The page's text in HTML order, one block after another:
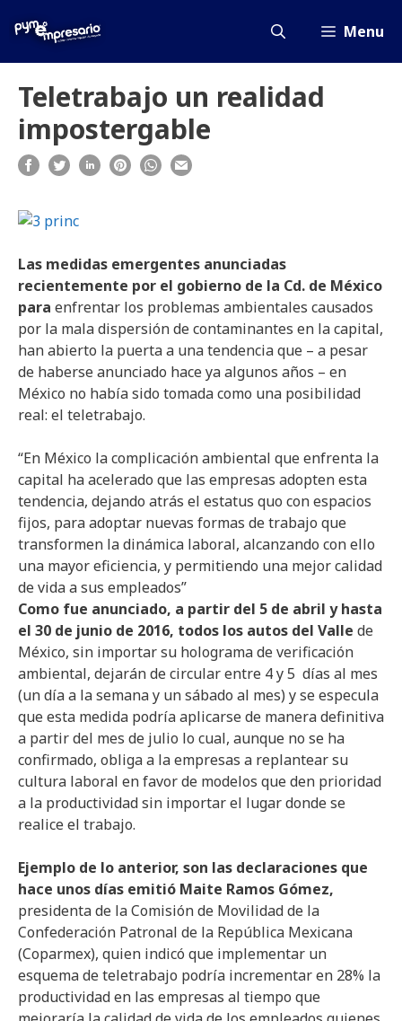
Menu
Teletrabajo un realidad
impostergable
Las medidas emergentes anunciadas
recientemente por el gobierno de la Cd. de México
para enfrentar los problemas ambientales causados
por la mala dispersión de contaminantes en la capital,
han abierto la puerta a una tendencia que – a pesar
de haberse anunciado hace ya algunos años – en
México no había sido tomada como una posibilidad
real: el teletrabajo.
“En México la complicación ambiental que enfrenta la
capital ha acelerado que las empresas adopten esta
tendencia, dejando atrás el estatus quo con espacios
fijos, para adoptar nuevas formas de trabajo que
transformen la dinámica laboral, alcanzando con ello
una mayor eficiencia, y permitiendo una mejor calidad
de vida a sus empleados”
Como fue anunciado, a partir del 5 de abril y hasta
el 30 de junio de 2016, todos los autos del Valle de
México, sin importar su holograma de verificación
ambiental, dejarán de circular entre 4 y 5 días al mes
(un día a la semana y un sábado al mes) y se especula
que esta medida podría aplicarse de manera definitiva
a partir del mes de julio lo cual, aunque no se ha
confirmado, obliga a la empresas a replantear su
cultura laboral en favor de modelos que den prioridad
a la productividad sin importar el lugar donde se
realice el trabajo.
Ejemplo de lo anterior, son las declaraciones que
hace unos días emitió Maite Ramos Gómez,
presidenta de la Comisión de Movilidad de la
Confederación Patronal de la República Mexicana
(Coparmex), quien indicó que implementar un
esquema de teletrabajo podría incrementar en 28% la
productividad en las empresas al tiempo que